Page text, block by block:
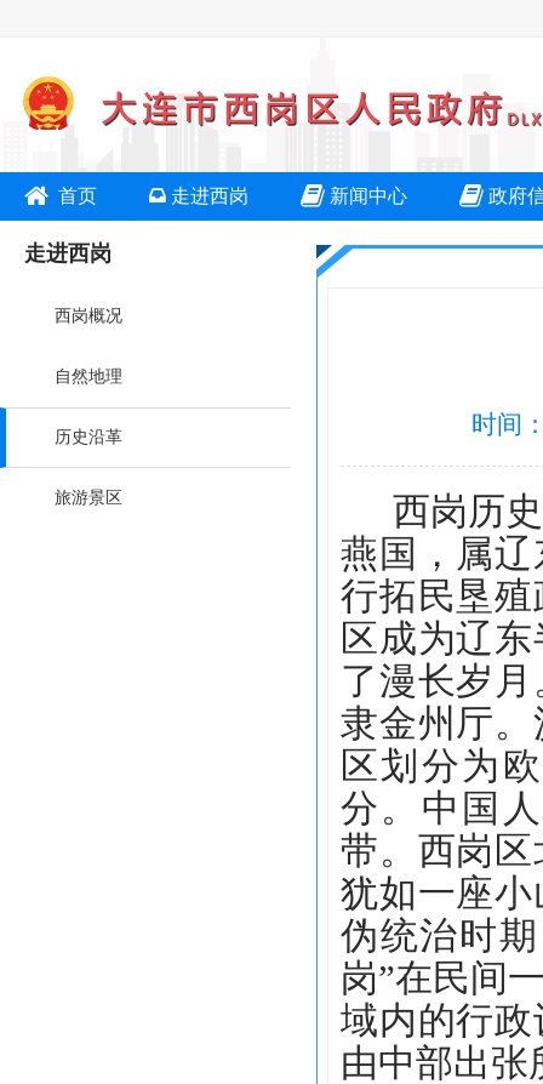
首页 走进西岗 新闻中心 政府
走进西岗
西岗概况
自然地理
历史沿革
旅游景区
时间
西岗历
燕国，属
行拓民垦
区成为辽
了漫长岁
隶金州厅
区划分为
分。中国
带。西岗
犹如一座
伪统治时
岗”在民间
域内的行
由中部出张